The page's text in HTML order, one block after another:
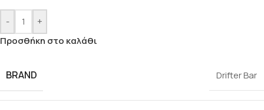
-
+
Προσθήκη στο καλάθι
BRAND Drifter Bar